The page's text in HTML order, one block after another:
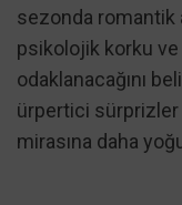
sezonda romantik
psikolojik korku
odaklanacağını
ürpertici sürprizler
mirasına daha